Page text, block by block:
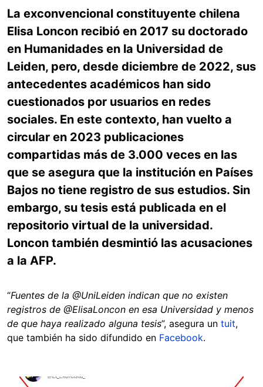
La exconvencional constituyente chilena
Elisa Loncon recibió en 2017 su doctorado
en Humanidades en la Universidad de
Leiden, pero, desde diciembre de 2022, sus
antecedentes académicos han sido
cuestionados por usuarios en redes
sociales. En este contexto, han vuelto a
circular en 2023 publicaciones
compartidas más de 3.000 veces en las
que se asegura que la institución en Países
Bajos no tiene registro de sus estudios. Sin
embargo, su tesis está publicada en el
repositorio virtual de la universidad.
Loncon también desmintió las acusaciones
a la AFP.
“Fuentes de la @UniLeiden indican que no existen
registros de @ElisaLoncon en esa Universidad y menos
de que haya realizado alguna tesis”, asegura un tuit,
que también ha sido difundido en Facebook.
Image